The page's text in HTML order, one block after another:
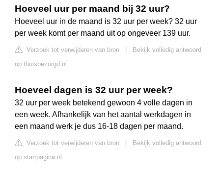
Hoeveel uur per maand bij 32 uur?
Hoeveel uur in de maand is 32 uur per week? 32 uur
per week komt per maand uit op ongeveer 139 uur.
Verzoek tot verwijderen van bron
Bekijk volledig antwoord
op thuisbezorgd.nl
Hoeveel dagen is 32 uur per week?
32 uur per week betekend gewoon 4 volle dagen in
een week. Afhankelijk van het aantal werkdagen in
een maand werk je dus 16-18 dagen per maand.
Verzoek tot verwijderen van bron
Bekijk volledig antwoord
op startpagina.nl